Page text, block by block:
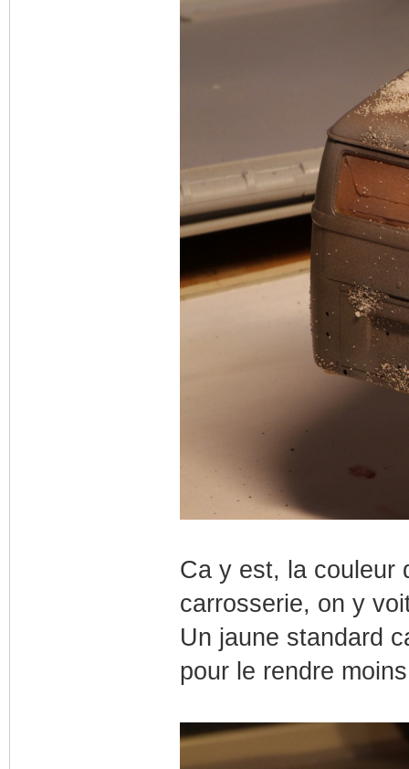
Ca y est, la couleur
carrosserie, on y
Un jaune standard
pour le rendre